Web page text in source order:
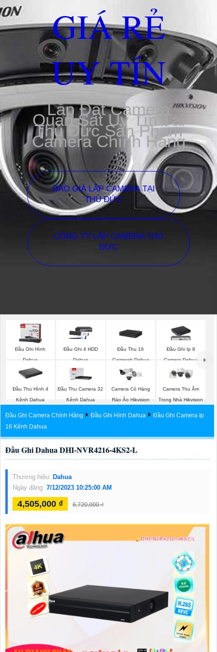
GIÁ RẺ
UY TÍN
Lắp Đặt Camera
Quan Sát Uy Tín Tại
Thủ Đức Sản Phẩm
Camera Chính Hãng
BÁO GIÁ LẮP CAMERA TẠI
THỦ ĐỨC
CÔNG TY LẮP CAMERA THỦ
ĐỨC
Đầu Ghi Hình
Dahua
Đầu Ghi 4 HDD
Dahua
Đầu Thu 16
Camerah Dahua
Đầu Ghi Ip 8
Camera Dahua
Đầu Thu Hình 4
Kênh Dahua
Đầu Thu Camera 32
Kênh Dahua
Camera Có Hàng
Rào Ảo Hikvision
Camera Thu Âm
Trong Nhà Hikvision
Đầu Ghi Camera Chính Hãng Đầu Ghi Hình Dahua
Đầu Ghi Camera Ip
16 Kênh Dahua
Đầu Ghi Dahua DHI-NVR4216-4KS2-L
Thương hiệu: Dahua
Ngày đăng: 7/12/2023 10:25:00 AM
4,505,000 ₫ 6,720,000 ₫